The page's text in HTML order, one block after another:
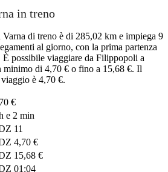
in treno
di treno è di 285,02 km e impiega 9
al giorno, con la prima partenza
possibile viaggiare da Filippopoli a
minimo di 4,70 € o fino a 15,68 €. Il
è 4,70 €.
€
e 2 min
11
4,70 €
15,68 €
01:04